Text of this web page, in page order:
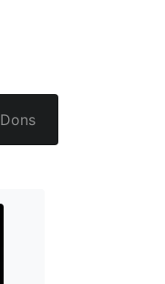
Dons